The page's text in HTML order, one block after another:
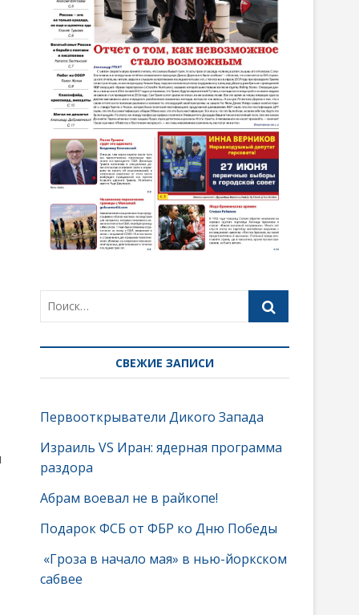
СВЕЖИЕ ЗАПИСИ
Первооткрыватели Дикого Запада
Израиль VS Иран: ядерная программа
раздора
Абрам воевал не в райкопе!
Подарок ФСБ от ФБР ко Дню Победы
«Гроза в начало мая» в нью-йоркском
сабвее